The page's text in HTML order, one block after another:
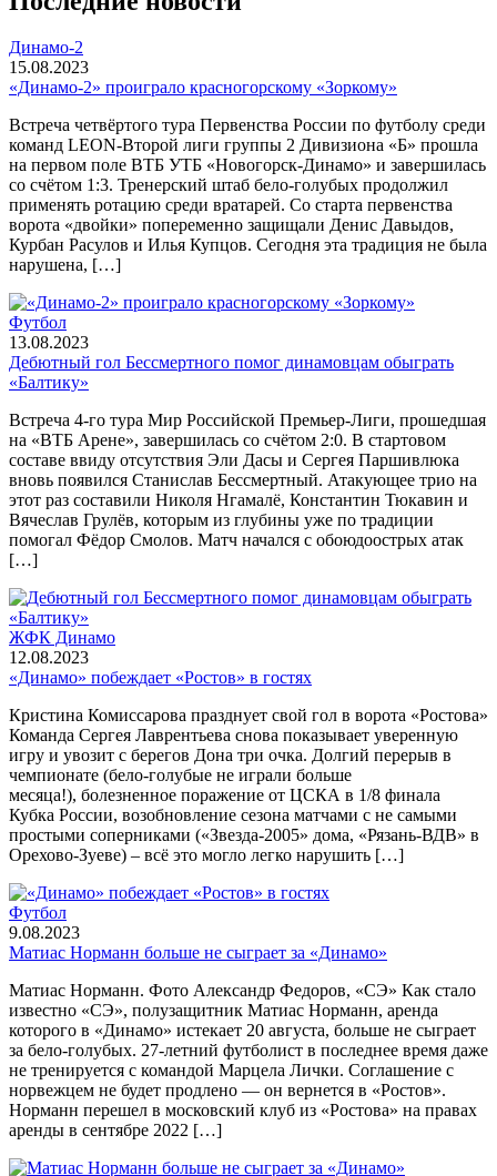
Динамо-2
15.08.2023
«Динамо-2» проиграло красногорскому «Зоркому»
Встреча четвёртого тура Первенства России по футболу среди
команд LEON-Второй лиги группы 2 Дивизиона «Б» прошла
на первом поле ВТБ УТБ «Новогорск-Динамо» и завершилась
со счётом 1:3. Тренерский штаб бело-голубых продолжил
применять ротацию среди вратарей. Со старта первенства
ворота «двойки» попеременно защищали Денис Давыдов,
Курбан Расулов и Илья Купцов. Сегодня эта традиция не была
нарушена, […]
Футбол
13.08.2023
Дебютный гол Бессмертного помог динамовцам обыграть
«Балтику»
Встреча 4-го тура Мир Российской Премьер-Лиги, прошедшая
на «ВТБ Арене», завершилась со счётом 2:0. В стартовом
составе ввиду отсутствия Эли Дасы и Сергея Паршивлюка
вновь появился Станислав Бессмертный. Атакующее трио на
этот раз составили Николя Нгамалё, Константин Тюкавин и
Вячеслав Грулёв, которым из глубины уже по традиции
помогал Фёдор Смолов. Матч начался с обоюдоострых атак
[…]
ЖФК Динамо
12.08.2023
«Динамо» побеждает «Ростов» в гостях
Кристина Комиссарова празднует свой гол в ворота «Ростова»
Команда Сергея Лаврентьева снова показывает уверенную
игру и увозит с берегов Дона три очка. Долгий перерыв в
чемпионате (бело-голубые не играли больше
месяца!), болезненное поражение от ЦСКА в 1/8 финала
Кубка России, возобновление сезона матчами с не самыми
простыми соперниками («Звезда-2005» дома, «Рязань-ВДВ» в
Орехово-Зуеве) – всё это могло легко нарушить […]
Футбол
9.08.2023
Матиас Норманн больше не сыграет за «Динамо»
Матиас Норманн. Фото Александр Федоров, «СЭ» Как стало
известно «СЭ», полузащитник Матиас Норманн, аренда
которого в «Динамо» истекает 20 августа, больше не сыграет
за бело-голубых. 27-летний футболист в последнее время даже
не тренируется с командой Марцела Лички. Соглашение с
норвежцем не будет продлено — он вернется в «Ростов».
Норманн перешел в московский клуб из «Ростова» на правах
аренды в сентябре 2022 […]